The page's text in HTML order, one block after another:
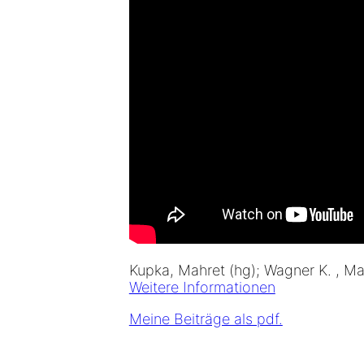
Kupka, Mahret (hg); Wagner K. ,
Weitere Informationen
Meine Beiträge als pdf.